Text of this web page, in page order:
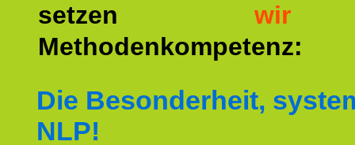
setzen wir
Methodenkompetenz:
Die Besonderheit,
NLP!